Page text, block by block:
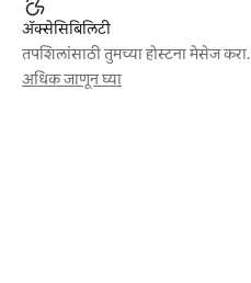
ॲक्सेसिबिलिटी
तपशिलांसाठी तुमच्या होस्टना मेसेज करा.
अधिक जाणून घ्या